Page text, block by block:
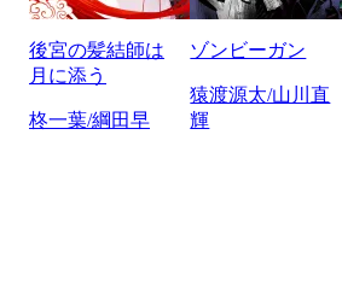
後宮の髪結師は
月に添う
柊一葉/綱田早
ゾンビーガン
猿渡源太/山川直
輝